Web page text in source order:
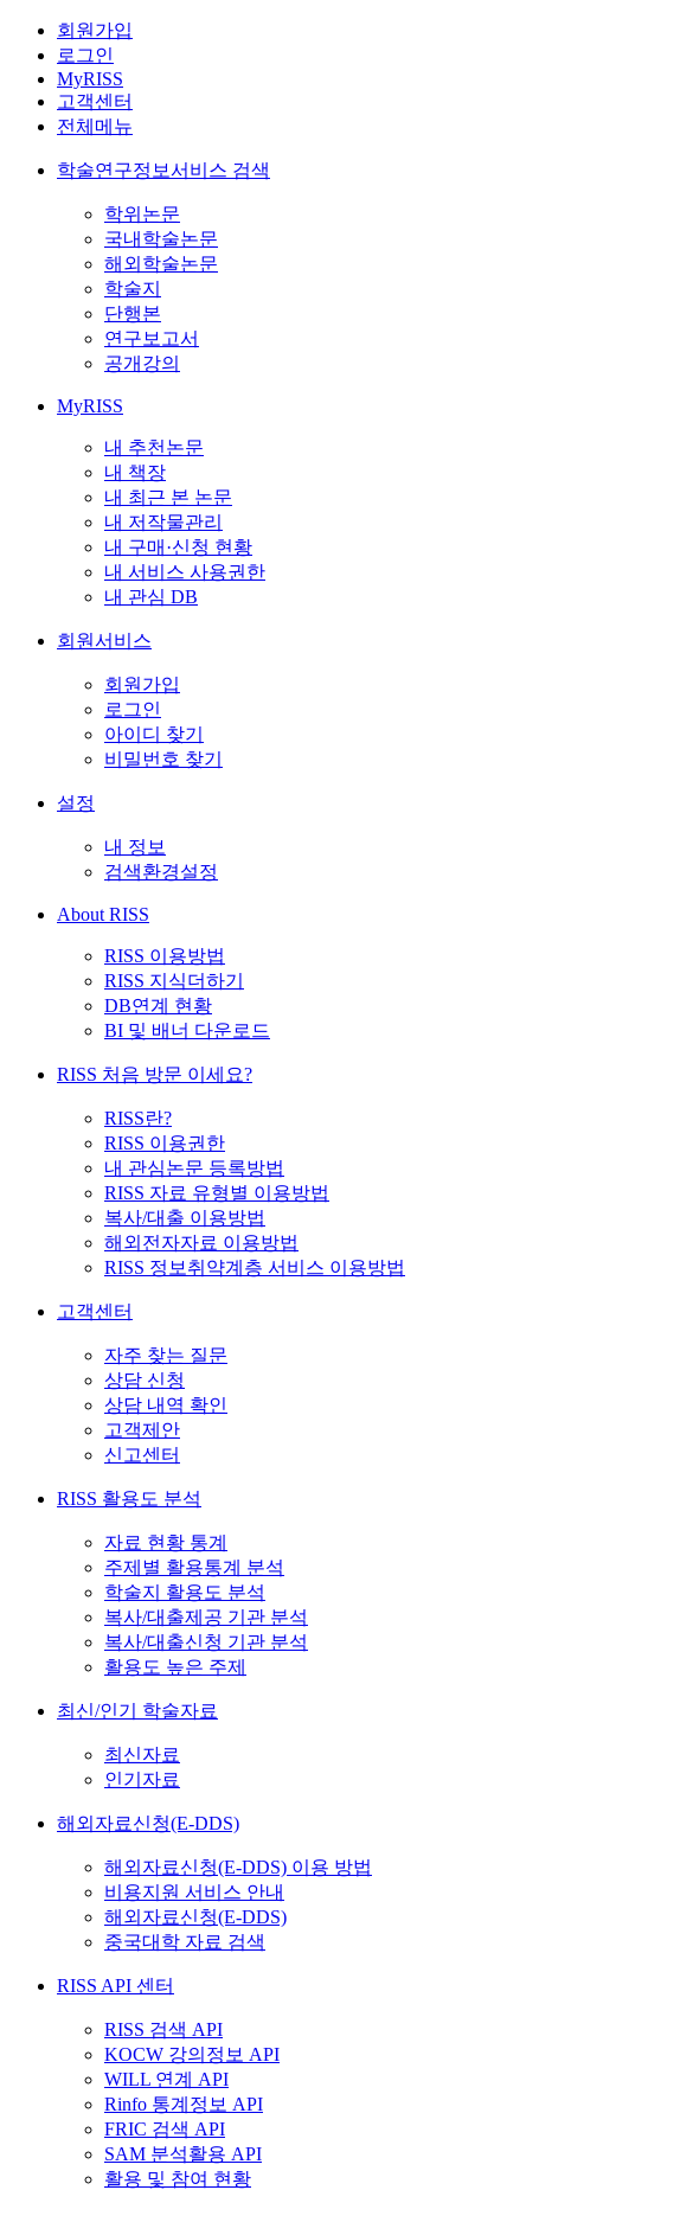
회원가입
로그인
MyRISS
고객센터
전체메뉴
학술연구정보서비스 검색
학위논문
국내학술논문
해외학술논문
학술지
단행본
연구보고서
공개강의
MyRISS
내 추천논문
내 책장
내 최근 본 논문
내 저작물관리
내 구매·신청 현황
내 서비스 사용권한
내 관심 DB
회원서비스
회원가입
로그인
아이디 찾기
비밀번호 찾기
설정
내 정보
검색환경설정
About RISS
RISS 이용방법
RISS 지식더하기
DB연계 현황
BI 및 배너 다운로드
RISS 처음 방문 이세요?
RISS란?
RISS 이용권한
내 관심논문 등록방법
RISS 자료 유형별 이용방법
복사/대출 이용방법
해외전자자료 이용방법
RISS 정보취약계층 서비스 이용방법
고객센터
자주 찾는 질문
상담 신청
상담 내역 확인
고객제안
신고센터
RISS 활용도 분석
자료 현황 통계
주제별 활용통계 분석
학술지 활용도 분석
복사/대출제공 기관 분석
복사/대출신청 기관 분석
활용도 높은 주제
최신/인기 학술자료
최신자료
인기자료
해외자료신청(E-DDS)
해외자료신청(E-DDS) 이용 방법
비용지원 서비스 안내
해외자료신청(E-DDS)
중국대학 자료 검색
RISS API 센터
RISS 검색 API
KOCW 강의정보 API
WILL 연계 API
Rinfo 통계정보 API
FRIC 검색 API
SAM 분석활용 API
활용 및 참여 현황